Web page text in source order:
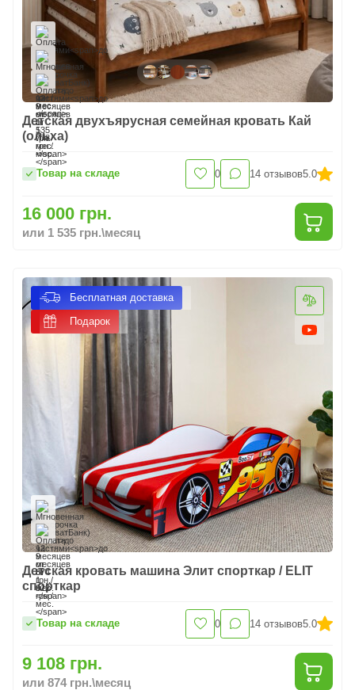
Детская двухъярусная семейная кровать Кай
(ольха)
Товар на складе 0 14отзывов5.0
16 000 грн.
или 1 535 грн.\месяц
Бесплатная доставка
Подарок
Детская кровать машина Элит спорткар / ELIT
спорткар
Товар на складе 0 14отзывов5.0
9 108 грн.
или 874 грн.\месяц